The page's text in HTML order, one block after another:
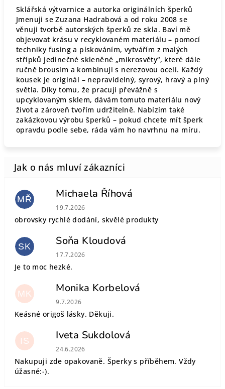
Sklářská výtvarnice a autorka originálních šperků
Jmenuji se Zuzana Hadrabová a od roku 2008 se
věnuji tvorbě autorských šperků ze skla. Baví mě
objevovat krásu v recyklovaném materiálu – pomocí
techniky fusing a pískováním, vytvářím z malých
střípků jedinečné skleněné „mikrosvěty“, které dále
ručně brousím a kombinuji s nerezovou ocelí. Každý
kousek je originál – nepravidelný, syrový, hravý a plný
světla. Díky tomu, že pracuji převážně s
upcyklovaným sklem, dávám tomuto materiálu nový
život a zároveň tvořím udržitelně. Nabízím také
zakázkovou výrobu šperků – pokud chcete mít šperk
opravdu podle sebe, ráda vám ho navrhnu na míru.
MŘ Michaela Říhová
Hodnocení obchodu je 5 z 5 hvězdiček.
19.7.2026
obrovsky rychlé dodání, skvělé produkty
SK Soňa Kloudová
Hodnocení obchodu je 5 z 5 hvězdiček.
17.7.2026
Je to moc hezké.
MK Monika Korbelová
Hodnocení obchodu je 5 z 5 hvězdiček.
9.7.2026
Keásné origoš lásky. Děkuji.
IS Iveta Sukdolová
Hodnocení obchodu je 5 z 5 hvězdiček.
24.6.2026
Nakupuji zde opakovaně. Šperky s příběhem. Vždy
úžasné:-).